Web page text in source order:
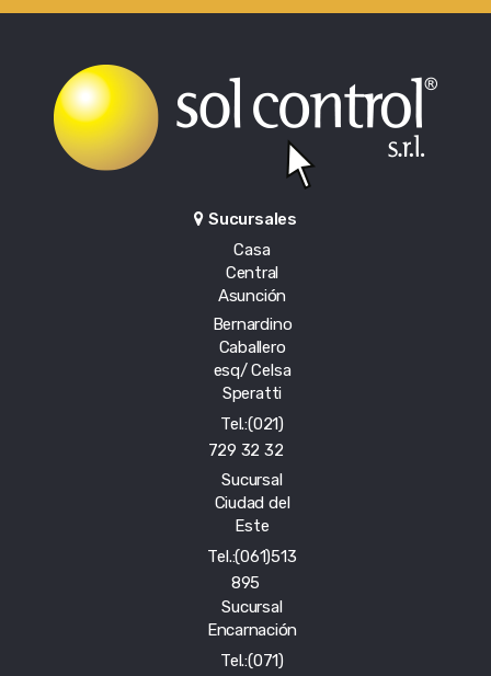
Sucursales
Casa
Central
Asunción
Bernardino
Caballero
esq/ Celsa
Speratti
Tel.:(021)
729 32 32
Sucursal
Ciudad del
Este
Tel.:(061)513
895
Sucursal
Encarnación
Tel.:(071)